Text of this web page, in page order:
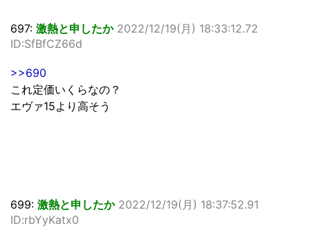
697: 激熱と申したか 2022/12/19(月) 18:33:12.72
ID:SfBfCZ66d
>>690
これ定価いくらなの？
エヴァ15より高そう
699: 激熱と申したか 2022/12/19(月) 18:37:52.91
ID:rbYyKatx0